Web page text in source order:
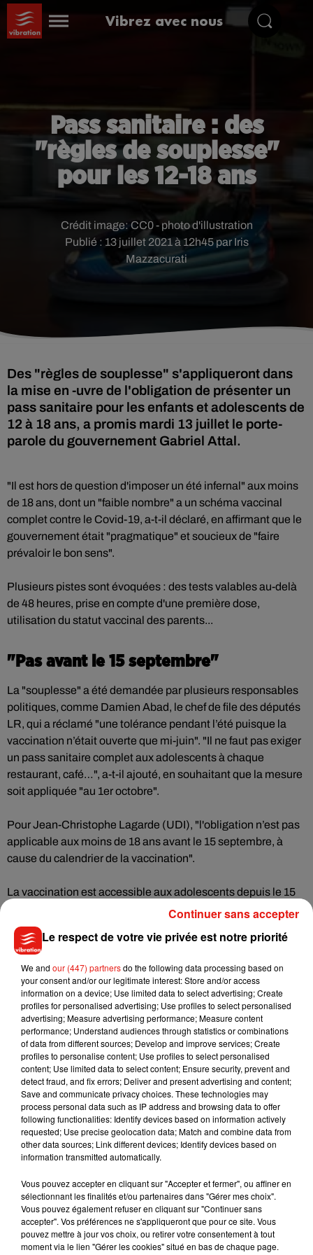
Vibrez avec nous
Pass sanitaire : des
"règles de souplesse"
pour les 12-18 ans
Publié : 13 juillet 2021 à 12h45 par Iris
Mazzacurati
Crédit image: CC0 - photo d'illustration
Des "règles de souplesse" s'appliqueront dans
la mise en -uvre de l'obligation de présenter un
pass sanitaire pour les enfants et adolescents de
12 à 18 ans, a promis mardi 13 juillet le porte-
parole du gouvernement Gabriel Attal.
"Il est hors de question d'imposer un été infernal" aux moins
de 18 ans, dont un "faible nombre" a un schéma vaccinal
complet contre le Covid-19, a-t-il déclaré, en affirmant que le
gouvernement était "pragmatique" et soucieux de "faire
prévaloir le bon sens".
Plusieurs pistes sont évoquées : des tests valables au-delà
de 48 heures, prise en compte d'une première dose,
utilisation du statut vaccinal des parents...
"Pas avant le 15 septembre"
La "souplesse" a été demandée par plusieurs responsables
politiques, comme Damien Abad, le chef de file des députés
LR, qui a réclamé "une tolérance pendant l’été puisque la
vaccination n’était ouverte que mi-juin". "Il ne faut pas exiger
un pass sanitaire complet aux adolescents à chaque
restaurant, café…", a-t-il ajouté, en souhaitant que la mesure
soit appliquée "au 1er octobre".
Pour Jean-Christophe Lagarde (UDI), "l'obligation n’est pas
applicable aux moins de 18 ans avant le 15 septembre, à
cause du calendrier de la vaccination".
La vaccination est accessible aux adolescents depuis le 15
juin à condition qu'ils soient volontaires, avec l'accord des
deux parents et en présence de l'un d'entre eux. L'objectif
principal est d'accroître l'immunité collective des Français.
(Avec AFP)
Musique
Julien Lieb s’essaye à la vie de chatelain
dans son nouveau clip
7 août 2026
Madonna sort enfin le remix de « Love
Sensation » avec Kylie Minogue
Le respect de votre vie privée est notre priorité
We and our (447) partnersdo the following data processing based on
your consent and/or our legitimate interest: Store and/or access
information on a device; Use limited data to select advertising; Create
profiles for personalised advertising; Use profiles to select personalised
advertising; Measure advertising performance; Measure content
performance; Understand audiences through statistics or combinations
of data from different sources; Develop and improve services; Create
profiles to personalise content; Use profiles to select personalised
content; Use limited data to select content; Ensure security, prevent and
detect fraud, and fix errors; Deliver and present advertising and content;
Save and communicate privacy choices. These technologies may
process personal data such as IP address and browsing data to offer
following functionalities: Identify devices based on information actively
requested; Use precise geolocation data; Match and combine data from
other data sources; Link different devices; Identify devices based on
information transmitted automatically.
Vous pouvez accepter en cliquant sur "Accepter et fermer", ou affiner en
sélectionnant les finalités et/ou partenaires dans "Gérer mes choix".
Vous pouvez également refuser en cliquant sur "Continuer sans
accepter". Vos préférences ne s'appliqueront que pour ce site. Vous
pouvez mettre à jour vos choix, ou retirer votre consentement à tout
moment via le lien "Gérer les cookies" situé en bas de chaque page.
Continuer sans accepter